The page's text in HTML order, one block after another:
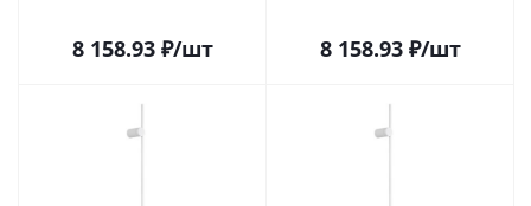
8 158.93₽/шт 8 158.93₽/шт